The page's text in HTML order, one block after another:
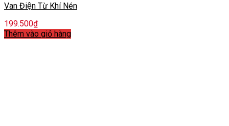
Van Điện Từ Khí Nén
199.500₫
Thêm vào giỏ hàng